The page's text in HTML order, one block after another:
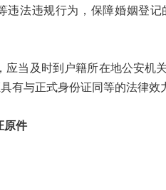
违法违规行为，保障婚姻登
及时到户籍所在地公安机
有与正式身份证同等的法律效
原件